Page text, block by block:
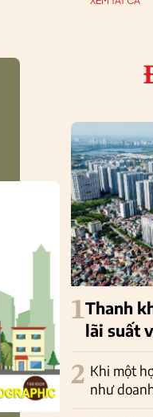
1Thanh
lãi suất
2 Khi một
như